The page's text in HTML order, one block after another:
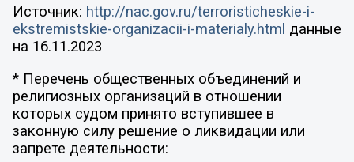
Источник: http://nac.gov.ru/terroristicheskie-i-
ekstremistskie-organizacii-i-materialy.html данные
на 16.11.2023
* Перечень общественных объединений и
религиозных организаций в отношении
которых судом принято вступившее в
законную силу решение о ликвидации или
запрете деятельности: